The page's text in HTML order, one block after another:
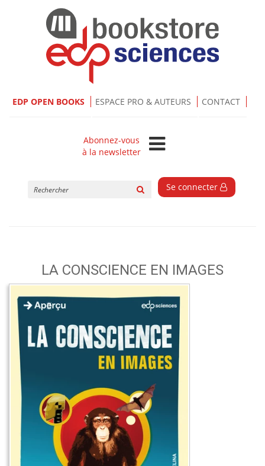
EDP OPEN BOOKS ESPACE PRO & AUTEURS CONTACT
Abonnez-vous
à la newsletter
Se connecter
LA CONSCIENCE EN IMAGES